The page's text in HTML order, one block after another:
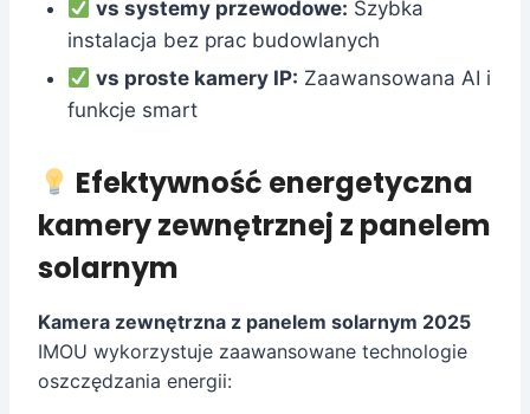
vs systemy przewodowe: Szybka
instalacja bez prac budowlanych
vs proste kamery IP: Zaawansowana AI i
funkcje smart
Efektywność energetyczna
kamery zewnętrznej z panelem
solarnym
Kamera zewnętrzna z panelem solarnym 2025
IMOU wykorzystuje zaawansowane technologie
oszczędzania energii: